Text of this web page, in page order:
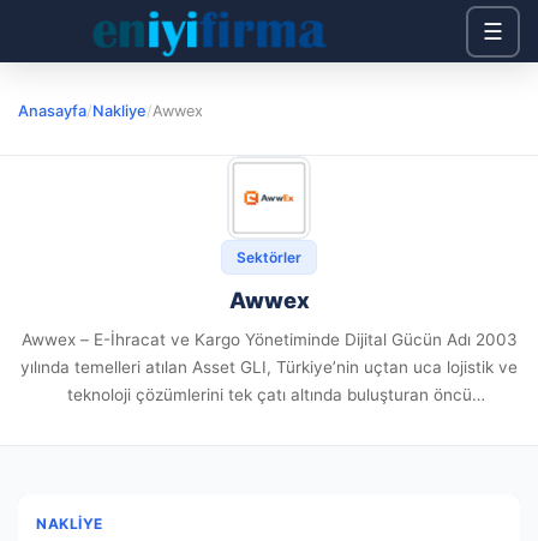
☰
Anasayfa/Nakliye/Awwex
Sektörler
Awwex
Awwex – E-İhracat ve Kargo Yönetiminde Dijital Gücün Adı 2003
yılında temelleri atılan Asset GLI, Türkiye’nin uçtan uca lojistik ve
teknoloji çözümlerini tek çatı altında buluşturan öncü
NAKLIYE